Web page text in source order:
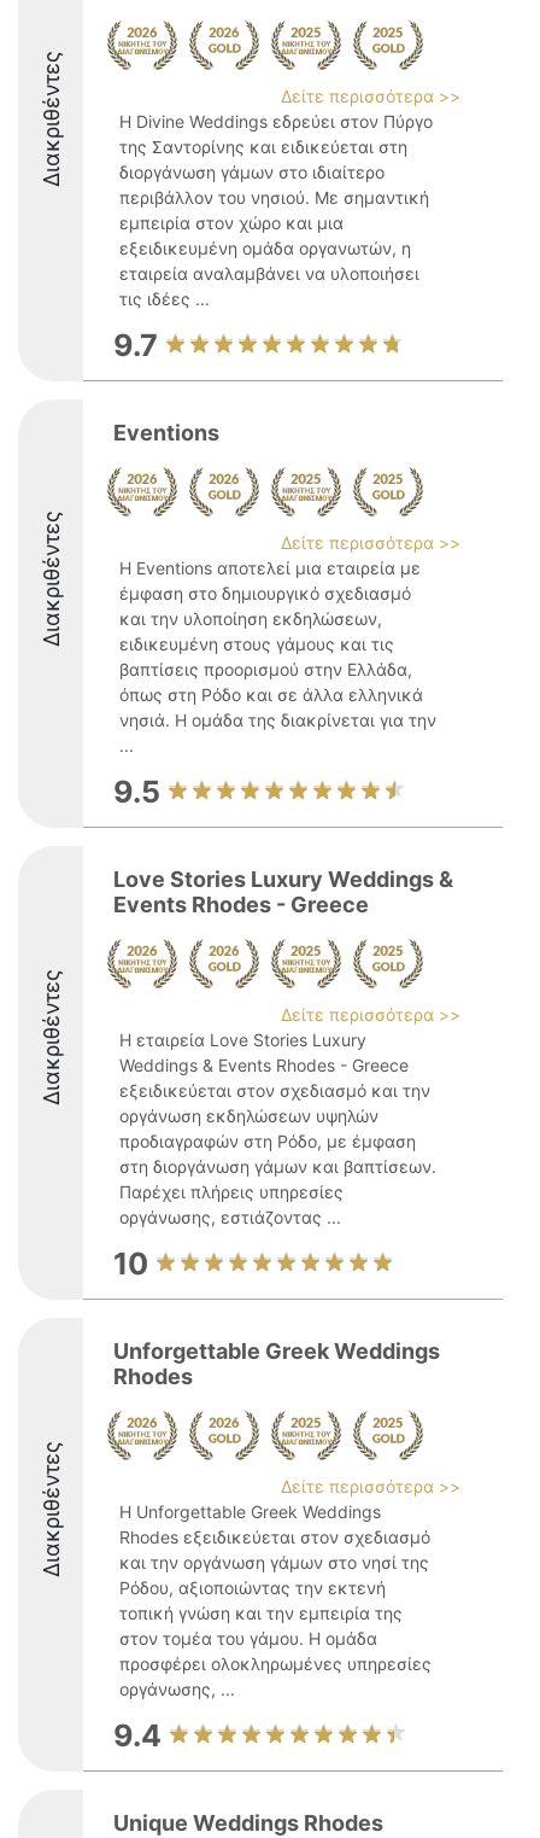
Διακριθέντες
Δείτε περισσότερα >>
Η Divine Weddings εδρεύει στον Πύργο
της Σαντορίνης και ειδικεύεται στη
διοργάνωση γάμων στο ιδιαίτερο
περιβάλλον του νησιού. Με σημαντική
εμπειρία στον χώρο και μια
εξειδικευμένη ομάδα οργανωτών, η
εταιρεία αναλαμβάνει να υλοποιήσει
τις ιδέες ...
9.7
Διακριθέντες
Eventions
Δείτε περισσότερα >>
Η Eventions αποτελεί μια εταιρεία με
έμφαση στο δημιουργικό σχεδιασμό
και την υλοποίηση εκδηλώσεων,
ειδικευμένη στους γάμους και τις
βαπτίσεις προορισμού στην Ελλάδα,
όπως στη Ρόδο και σε άλλα ελληνικά
νησιά. Η ομάδα της διακρίνεται για την
...
9.5
Διακριθέντες
Love Stories Luxury Weddings &
Events Rhodes - Greece
Δείτε περισσότερα >>
Η εταιρεία Love Stories Luxury
Weddings & Events Rhodes - Greece
εξειδικεύεται στον σχεδιασμό και την
οργάνωση εκδηλώσεων υψηλών
προδιαγραφών στη Ρόδο, με έμφαση
στη διοργάνωση γάμων και βαπτίσεων.
Παρέχει πλήρεις υπηρεσίες
οργάνωσης, εστιάζοντας ...
10
Διακριθέντες
Unforgettable Greek Weddings
Rhodes
Δείτε περισσότερα >>
Η Unforgettable Greek Weddings
Rhodes εξειδικεύεται στον σχεδιασμό
και την οργάνωση γάμων στο νησί της
Ρόδου, αξιοποιώντας την εκτενή
τοπική γνώση και την εμπειρία της
στον τομέα του γάμου. Η ομάδα
προσφέρει ολοκληρωμένες υπηρεσίες
οργάνωσης, ...
9.4
Unique Weddings Rhodes